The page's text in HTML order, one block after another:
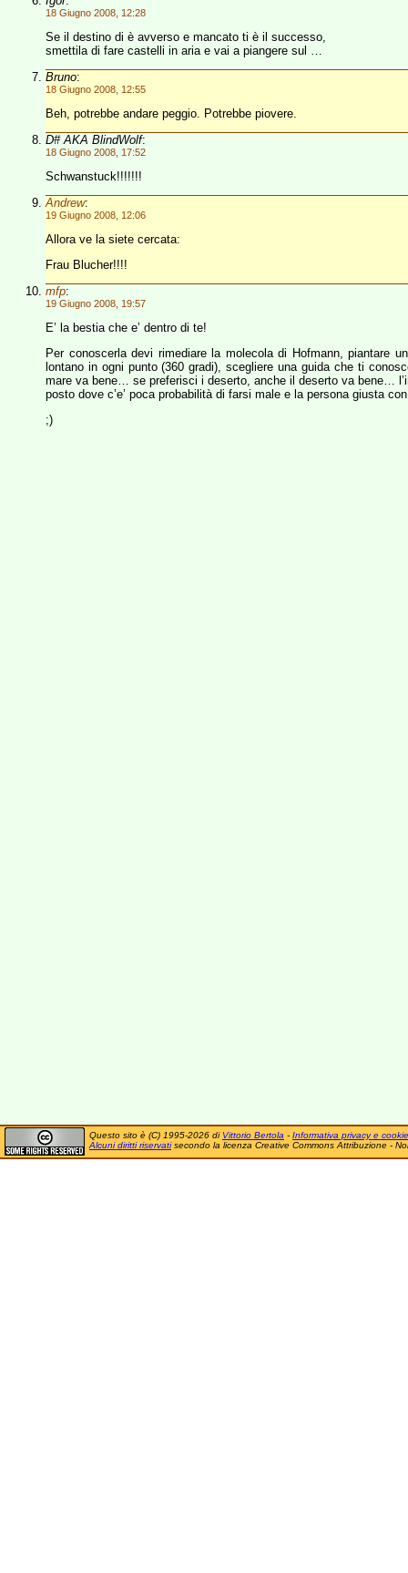
18 Giugno 2008, 12:28
Se il destino di è avverso e mancato ti è il successo,
smettila di fare castelli in aria e vai a piangere sul …
Bruno:
18 Giugno 2008, 12:55
Beh, potrebbe andare peggio. Potrebbe piovere.
D# AKA BlindWolf:
18 Giugno 2008, 17:52
Schwanstuck!!!!!!!
Andrew:
19 Giugno 2008, 12:06
Allora ve la siete cercata:
Frau Blucher!!!!
mfp:
19 Giugno 2008, 19:57
E’ la bestia che e’ dentro di te!
Per conoscerla devi rimediare la molecola di Hofmann, piantare
lontano in ogni punto (360 gradi), scegliere una guida che ti
mare va bene… se preferisci i deserto, anche il deserto va bene…
posto dove c’e’ poca probabilità di farsi male e la persona giusta
;)
Questo sito è (C) 1995-2026 di Vittorio Bertola - Informativa privacy e cookie
Alcuni diritti riservatisecondo la licenza Creative Commons Attribuzione -